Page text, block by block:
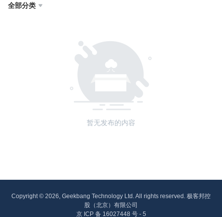
全部分类 
暂无发布的内容
Copyright © 2026, Geekbang Technology Ltd. All rights reserved. 极客邦控
股（北京）有限公司
京 ICP 备 16027448 号 - 5